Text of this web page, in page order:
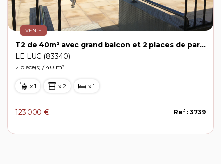
VENTE
T2 de 40m² avec grand balcon et 2 places de parking privatives dans une copropriété calme avec piscine
LE LUC (83340)
2 pièce(s) / 40 m²
x 1 x 2 x 1
123 000 € Ref : 3739